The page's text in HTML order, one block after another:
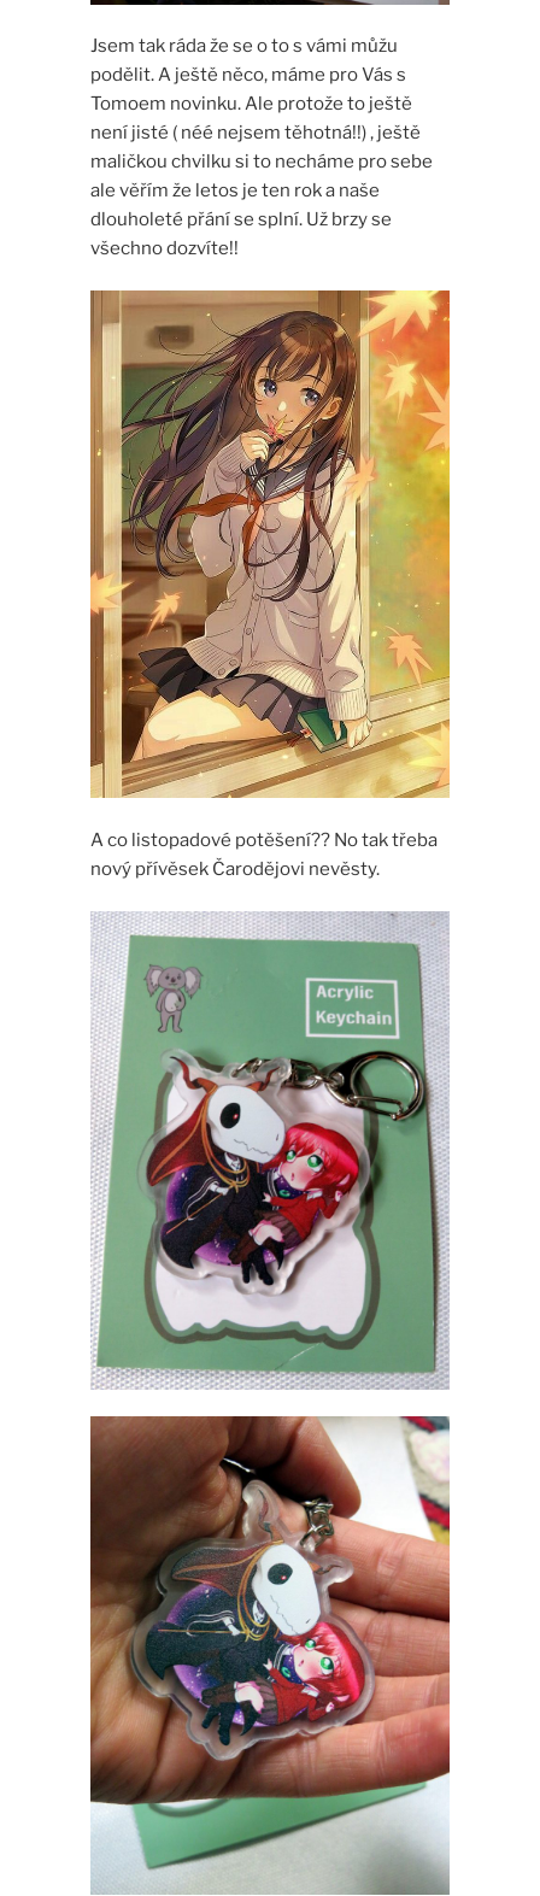
Jsem tak ráda že se o to s vámi můžu
podělit. A ještě něco, máme pro Vás s
Tomoem novinku. Ale protože to ještě
není jisté ( néé nejsem těhotná!!) , ještě
maličkou chvilku si to necháme pro sebe
ale věřím že letos je ten rok a naše
dlouholeté přání se splní. Už brzy se
všechno dozvíte!!
A co listopadové potěšení?? No tak třeba
nový přívěsek Čarodějovi nevěsty.